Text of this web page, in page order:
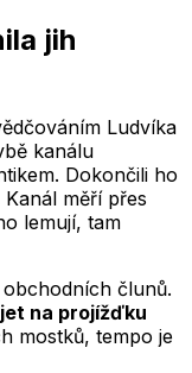
jih
Ludvíka
kanálu
Dokončili ho
měří přes
lemují, tam
člunů.
na projížďku
mostků, tempo je